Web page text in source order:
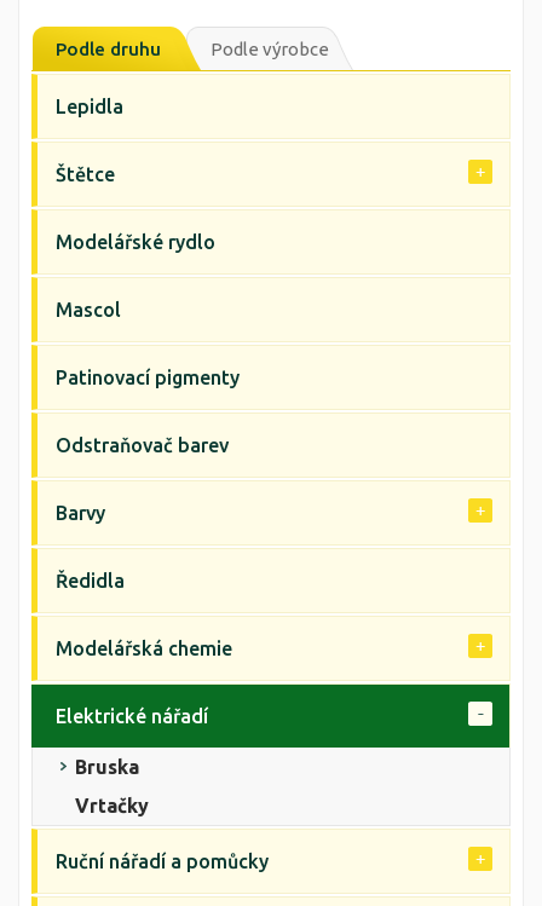
Podle druhu Podle výrobce
Lepidla
Štětce
Modelářské rydlo
Mascol
Patinovací pigmenty
Odstraňovač barev
Barvy
Ředidla
Modelářská chemie
Elektrické nářadí
Bruska
Vrtačky
Ruční nářadí a pomůcky